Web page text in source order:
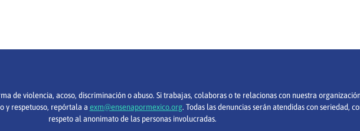
de violencia, acoso, discriminación o abuso. Si trabajas, colaboras o te relacionas con nuestra
y respetuoso, repórtala a exm@ensenapormexico.org. Todas las denuncias serán atendidas con seriedad,
respeto al anonimato de las personas involucradas.